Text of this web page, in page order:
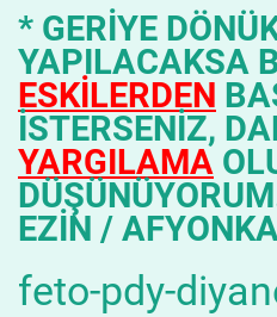
* GERİYE
YAPILACAKSA
ESKİLERDEN
İSTERSENİZ,
YARGILAMA
EZİN /
feto-pdy-